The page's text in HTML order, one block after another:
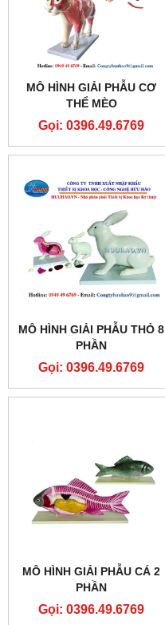
MÔ HÌNH GIẢI PHẪU CƠ
THỂ MÈO
Gọi: 0396.49.6769
MÔ HÌNH GIẢI PHẪU THỎ 8
PHẦN
Gọi: 0396.49.6769
MÔ HÌNH GIẢI PHẪU CÁ 2
PHẦN
Gọi: 0396.49.6769